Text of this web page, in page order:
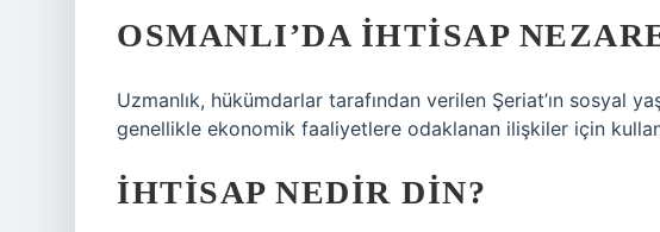
OSMANLI’DA IHTISAP
Uzmanlık, hükümdarlar tarafından verilen Şeriat’ın sosyal
genellikle ekonomik faaliyetlere odaklanan ilişkiler için
İHTISAP NEDIR DIN?